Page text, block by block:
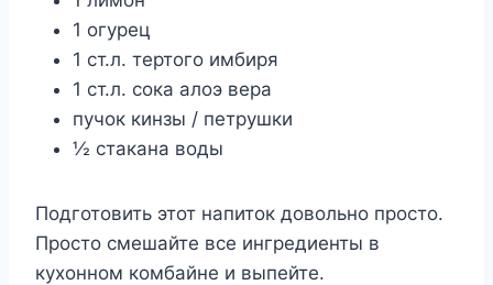
1 огурец
1 ст.л. тертого имбиря
1 ст.л. сока алоэ вера
пучок кинзы / петрушки
½ стакана воды
Подготовить этот напиток довольно просто.
Просто смешайте все ингредиенты в
кухонном комбайне и выпейте.